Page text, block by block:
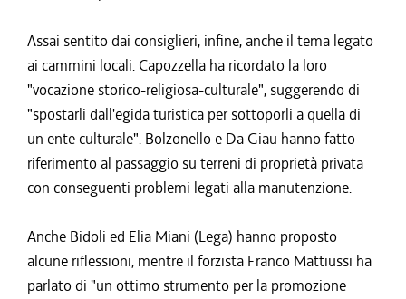
Assai sentito dai consiglieri, infine, anche il tema legato
ai cammini locali. Capozzella ha ricordato la loro
"vocazione storico-religiosa-culturale", suggerendo di
"spostarli dall'egida turistica per sottoporli a quella di
un ente culturale". Bolzonello e Da Giau hanno fatto
riferimento al passaggio su terreni di proprietà privata
con conseguenti problemi legati alla manutenzione.
Anche Bidoli ed Elia Miani (Lega) hanno proposto
alcune riflessioni, mentre il forzista Franco Mattiussi ha
parlato di "un ottimo strumento per la promozione